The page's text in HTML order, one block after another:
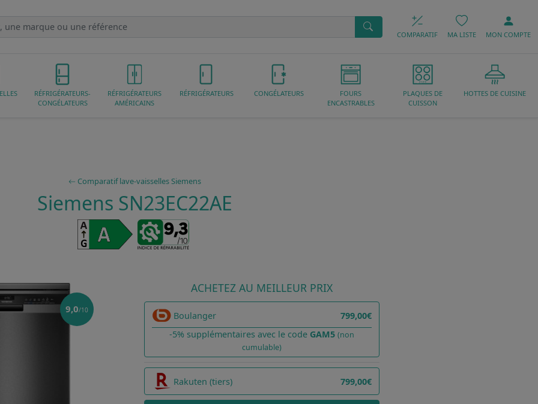
COMPARATIF MA LISTE MON COMPTE
RÉFRIGÉRATEURS-
CONGÉLATEURS
RÉFRIGÉRATEURS
AMÉRICAINS
RÉFRIGÉRATEURS CONGÉLATEURS
FOURS
ENCASTRABLES
PLAQUES DE
CUISSON
HOTTES DE CUISINE
Comparatif lave-vaisselles Siemens
Siemens SN23EC22AE
9,0/10
ACHETEZ AU MEILLEUR PRIX
Boulanger
799,00€
-5% supplémentaires avec le code GAM5 (non
cumulable)
Rakuten (tiers) 799,00€